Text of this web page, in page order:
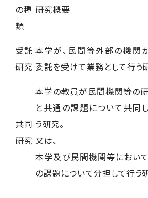
の種
類
研究概要
受託
研究
本学が、民間等外部の機関
委託を受けて業務として行う
共同
研究
本学の教員が民間機関等の
と共通の課題について共同
う研究。
又は、
本学及び民間機関等におい
の課題について分担して行う